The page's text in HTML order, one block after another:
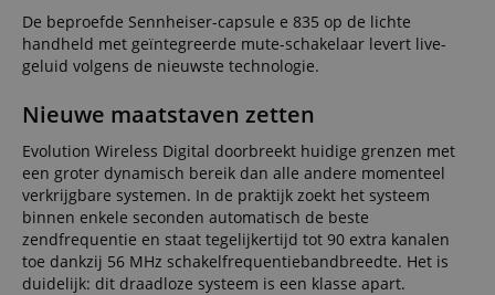
De beproefde Sennheiser-capsule e 835 op de lichte
handheld met geïntegreerde mute-schakelaar levert live-
geluid volgens de nieuwste technologie.
Nieuwe maatstaven zetten
Evolution Wireless Digital doorbreekt huidige grenzen met
een groter dynamisch bereik dan alle andere momenteel
verkrijgbare systemen. In de praktijk zoekt het systeem
binnen enkele seconden automatisch de beste
zendfrequentie en staat tegelijkertijd tot 90 extra kanalen
toe dankzij 56 MHz schakelfrequentiebandbreedte. Het is
duidelijk: dit draadloze systeem is een klasse apart.